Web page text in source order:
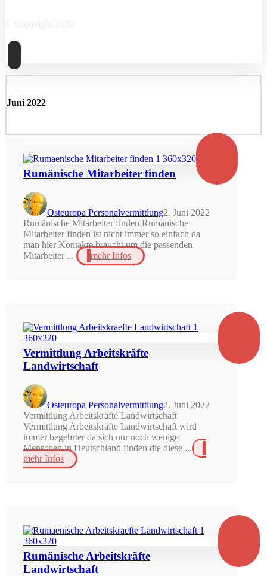
Juni 2022
Rumänische Mitarbeiter finden
Osteuropa Personalvermittlung2. Juni 2022
Rumänische Mitarbeiter finden Rumänische
Mitarbeiter finden ist nicht immer so einfach da
man hier Kontakte braucht um die passenden
Mitarbeiter ...
mehr Infos
Vermittlung Arbeitskräfte
Landwirtschaft
Osteuropa Personalvermittlung2. Juni 2022
Vermittlung Arbeitskräfte Landwirtschaft
Vermittlung Arbeitskräfte Landwirtschaft wird
immer begehrter da sich nur noch wenige
Menschen in Deutschland finden die diese ...
mehr Infos
Rumänische Arbeitskräfte
Landwirtschaft